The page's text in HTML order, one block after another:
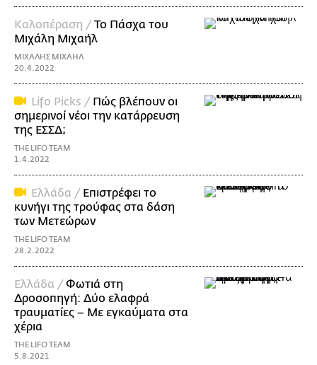
Καλοπέραση / Το Πάσχα του
Μιχάλη Μιχαήλ
ΜΙΧΑΛΗΣ ΜΙΧΑΗΛ
20.4.2022
Lifo Picks / Πώς βλέπουν οι
σημερινοί νέοι την κατάρρευση
της ΕΣΣΔ;
THE LIFO TEAM
1.4.2022
Ελλάδα / Επιστρέφει το
κυνήγι της τρούφας στα δάση
των Μετεώρων
THE LIFO TEAM
28.2.2022
Ελλάδα / Φωτιά στη
Δροσοπηγή: Δύο ελαφρά
τραυματίες – Με εγκαύματα στα
χέρια
THE LIFO TEAM
5.8.2021